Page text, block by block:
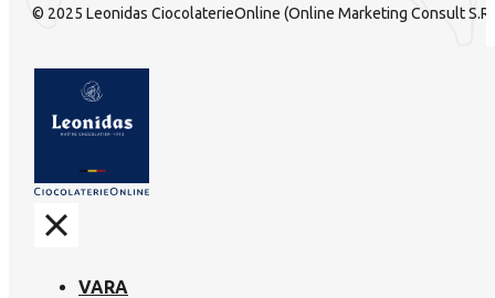
© 2025 Leonidas CiocolaterieOnline (Online Marketing Consult
VARA